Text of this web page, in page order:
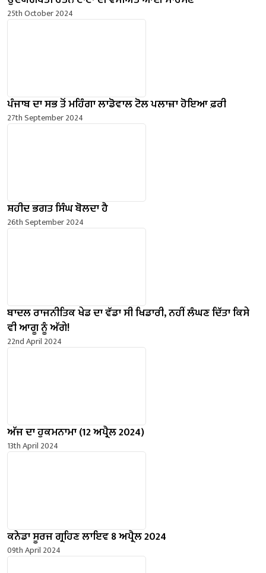
25th October 2024
ਪੰਜਾਬ ਦਾ ਸਭ ਤੋਂ ਮਹਿੰਗਾ ਲਾਡੋਵਾਲ ਟੋਲ ਪਲਾਜ਼ਾ ਹੋਇਆ ਫ਼ਰੀ
27th September 2024
ਸ਼ਹੀਦ ਭਗਤ ਸਿੰਘ ਬੋਲਦਾ ਹੈ
26th September 2024
ਬਾਦਲ ਰਾਜਨੀਤਿਕ ਖੇਡ ਦਾ ਵੱਡਾ ਸੀ ਖਿਡਾਰੀ, ਨਹੀਂ ਲੰਘਣ ਦਿੱਤਾ ਕਿਸੇ
ਵੀ ਆਗੂ ਨੂੰ ਅੱਗੇ!
22nd April 2024
ਅੱਜ ਦਾ ਹੁਕਮਨਾਮਾ (12 ਅਪ੍ਰੈਲ 2024)
13th April 2024
ਕਨੇਡਾ ਸੂਰਜ ਗ੍ਰਹਿਣ ਲਾਇਵ 8 ਅਪ੍ਰੈਲ 2024
09th April 2024